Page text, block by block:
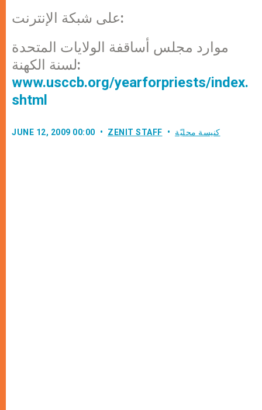
على شبكة الإنترنت:
موارد مجلس أساقفة الولايات المتحدة
لسنة الكهنة:
www.usccb.org/yearforpriests/index.
shtml
JUNE 12, 2009 00:00 ZENIT STAFF كنيسة محليّة